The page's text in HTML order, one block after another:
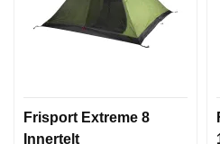
Frisport Extreme 8
Innertelt